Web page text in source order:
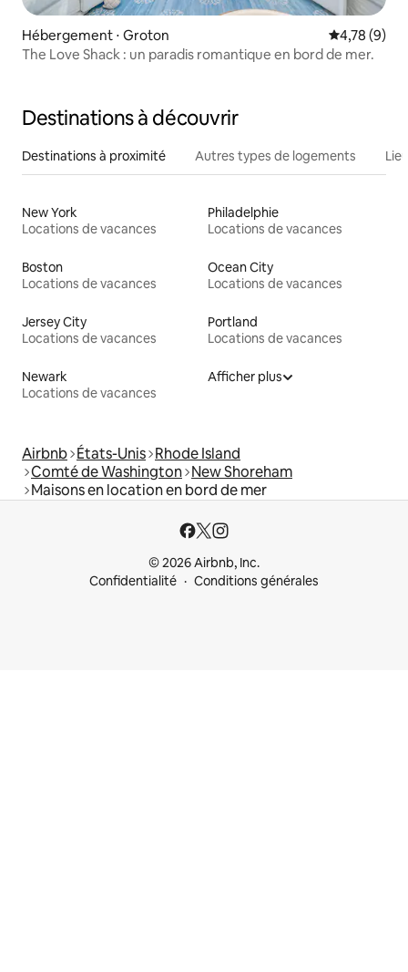
Hébergement ⋅ Groton Évaluation
4,78 (9)
The Love Shack : un paradis romantique en bord de mer.
Destinations à découvrir
Destinations à proximité Autres types de logements
New York
Locations de vacances
Philadelphie
Locations de vacances
Boston
Locations de vacances
Ocean City
Locations de vacances
Jersey City
Locations de vacances
Portland
Locations de vacances
Newark
Locations de vacances
Afficher plus
Airbnb États-Unis Rhode Island
Comté de Washington New Shoreham
Maisons en location en bord de mer
© 2026 Airbnb, Inc.
Confidentialité
Conditions générales